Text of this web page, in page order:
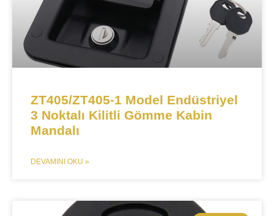
ZT405/ZT405-1 Model Endüstriyel
3 Noktalı Kilitli Gömme Kabin
Mandalı
DEVAMINI OKU »